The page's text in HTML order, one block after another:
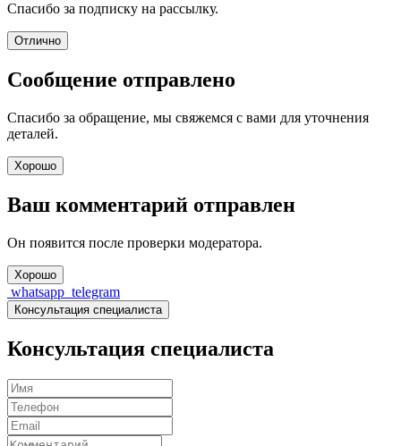
Спасибо за подписку на рассылку.
Отлично
Сообщение отправлено
Спасибо за обращение, мы свяжемся с вами для уточнения
деталей.
Хорошо
Ваш комментарий отправлен
Он появится после проверки модератора.
Хорошо
whatsapp telegram
Консультация специалиста
Консультация специалиста